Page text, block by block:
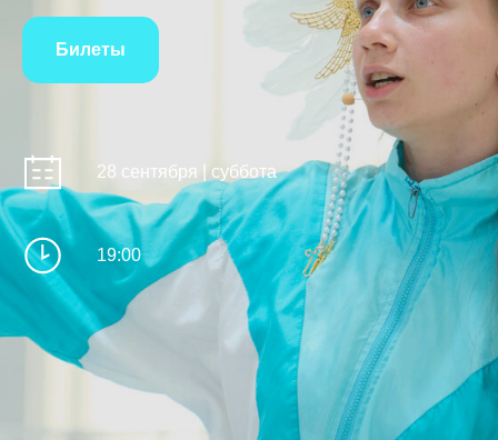
Билеты
28 сентября | суббота
19:00